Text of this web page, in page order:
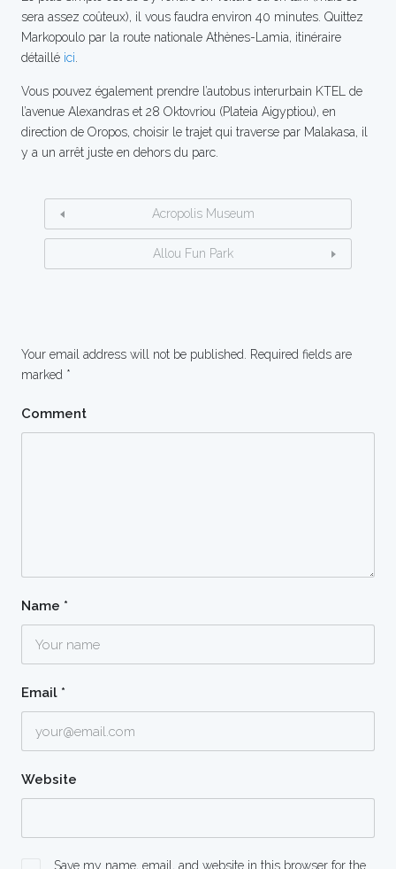
sera assez coûteux), il vous faudra environ 40 minutes. Quittez
Markopoulo par la route nationale Athènes-Lamia, itinéraire
détaillé ici.
Vous pouvez également prendre l’autobus interurbain KTEL de
l’avenue Alexandras et 28 Oktovriou (Plateia Aigyptiou), en
direction de Oropos, choisir le trajet qui traverse par Malakasa, il
y a un arrêt juste en dehors du parc.
Acropolis Museum
Allou Fun Park
Your email address will not be published. Required fields are
marked *
Comment
Name *
Email *
Website
Save my name, email, and website in this browser for the